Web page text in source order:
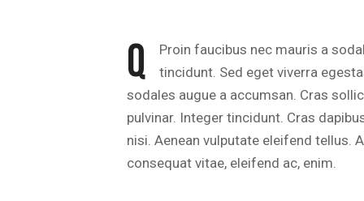
Q
Proin faucibus nec mauris a
tincidunt. Sed eget viverra
sodales augue a accumsan. Cras
pulvinar. Integer tincidunt. Cras
nisi. Aenean vulputate eleifend tellus.
consequat vitae, eleifend ac, enim.